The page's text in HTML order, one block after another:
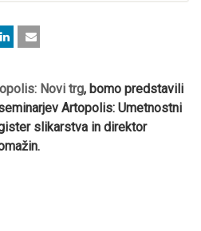
Novi trg, bomo predstavili
Artopolis: Umetnostni
slikarstva in direktor